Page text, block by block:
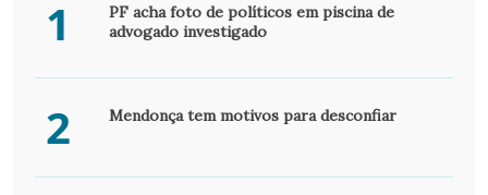
1
PF acha foto de políticos em piscina de
advogado investigado
2 Mendonça tem motivos para desconfiar